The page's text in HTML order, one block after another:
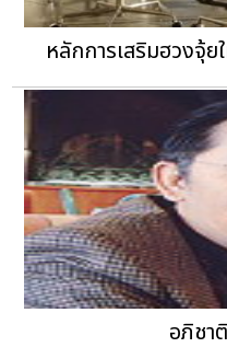
หลักการเสริมฮวงจุ้
อภิชา